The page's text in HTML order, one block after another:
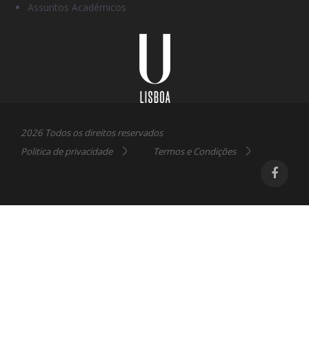
Assuntos Académicos
2026 Todos os direitos reservados
Politica de privacidade
Termos e Condições